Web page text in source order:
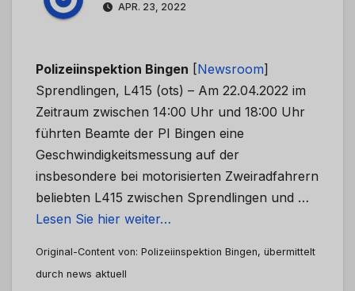
APR. 23, 2022
Polizeiinspektion Bingen [Newsroom]
Sprendlingen, L415 (ots) – Am 22.04.2022 im
Zeitraum zwischen 14:00 Uhr und 18:00 Uhr
führten Beamte der PI Bingen eine
Geschwindigkeitsmessung auf der
insbesondere bei motorisierten Zweiradfahrern
beliebten L415 zwischen Sprendlingen und …
Lesen Sie hier weiter…
Original-Content von: Polizeiinspektion Bingen, übermittelt
durch news aktuell